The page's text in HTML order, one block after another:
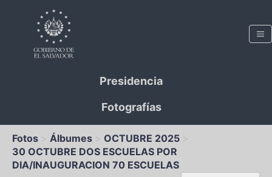
Presidencia
Fotografías
Fotos Álbumes
OCTUBRE 2025
30 OCTUBRE DOS ESCUELAS POR
DIA/INAUGURACION 70 ESCUELAS